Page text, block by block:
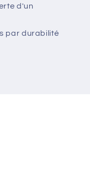
d'un
par durabilité